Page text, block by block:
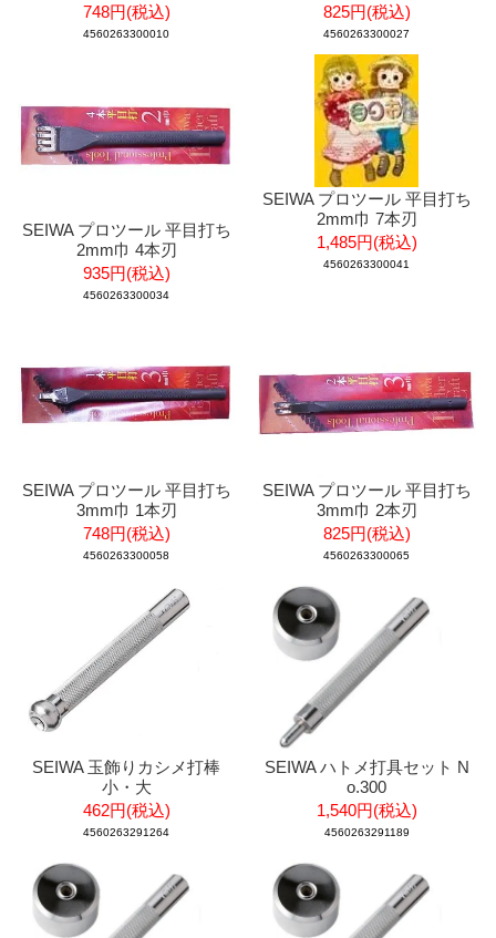
748円(税込)
4560263300010
825円(税込)
4560263300027
SEIWA プロツール 平目打ち
2mm巾 4本刃
935円(税込)
4560263300034
SEIWA プロツール 平目打ち
2mm巾 7本刃
1,485円(税込)
4560263300041
SEIWA プロツール 平目打ち
3mm巾 1本刃
748円(税込)
4560263300058
SEIWA プロツール 平目打ち
3mm巾 2本刃
825円(税込)
4560263300065
SEIWA 玉飾りカシメ打棒
小・大
462円(税込)
4560263291264
SEIWA ハトメ打具セット N
o.300
1,540円(税込)
4560263291189